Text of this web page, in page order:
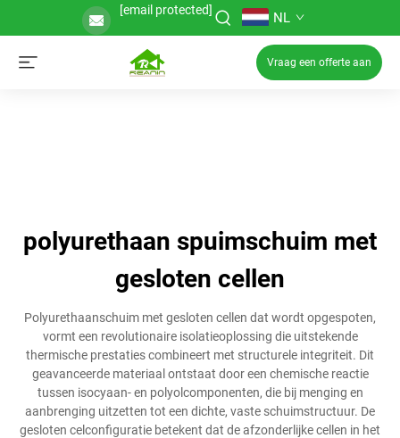
[email protected] NL
Vraag een offerte aan
polyurethaan spuimschuim met
gesloten cellen
Polyurethaanschuim met gesloten cellen dat wordt opgespoten,
vormt een revolutionaire isolatieoplossing die uitstekende
thermische prestaties combineert met structurele integriteit. Dit
geavanceerde materiaal ontstaat door een chemische reactie
tussen isocyaan- en polyolcomponenten, die bij menging en
aanbrenging uitzetten tot een dichte, vaste schuimstructuur. De
gesloten celconfiguratie betekent dat de afzonderlijke cellen in het